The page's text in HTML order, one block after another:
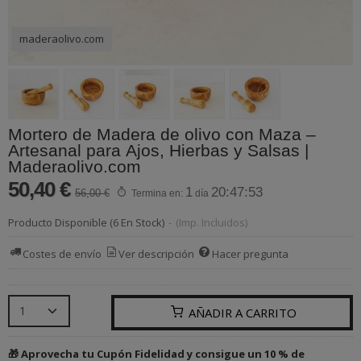
maderaolivo.com
Mortero de Madera de olivo con Maza –
Artesanal para Ajos, Hierbas y Salsas |
Maderaolivo.com
50,40 € 56,00 € Termina en: 1 día 20:47:53
Producto Disponible (6 En Stock) - (Imp. Incluidos)
Costes de envío Ver descripción Hacer pregunta
AÑADIR A CARRITO
🎁 Aprovecha tu Cupón Fidelidad y consigue un 10 % de